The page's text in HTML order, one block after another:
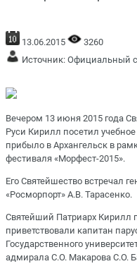
13.06.2015
3260
Источник: Официальный
Вечером 13 июня 2015 года
Руси Кирилл посетил
прибыло в Архангельск в
фестиваля «Морфест-2015».
Его Святейшество встречал
«Росморпорт» А.В. Тарасенко.
Святейший Патриарх Кирилл
приветствовали капитан
Государственного
адмирала С.О. Макарова С.О.